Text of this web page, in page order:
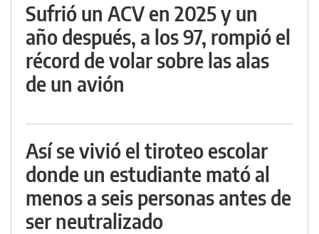
Sufrió un ACV en 2025 y un
año después, a los 97, rompió el
récord de volar sobre las alas
de un avión
Así se vivió el tiroteo escolar
donde un estudiante mató al
menos a seis personas antes de
ser neutralizado